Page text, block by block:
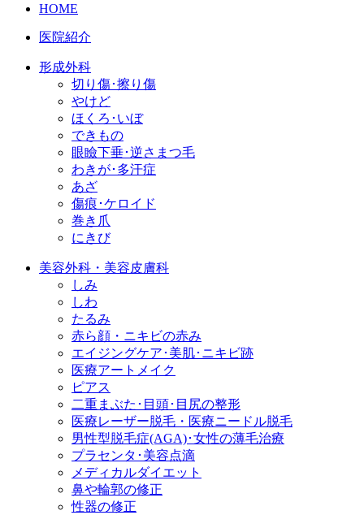
HOME
医院紹介
形成外科
切り傷･擦り傷
やけど
ほくろ･いぼ
できもの
眼瞼下垂･逆さまつ毛
わきが･多汗症
あざ
傷痕･ケロイド
巻き爪
にきび
美容外科・美容皮膚科
しみ
しわ
たるみ
赤ら顔・ニキビの赤み
エイジングケア･美肌･ニキビ跡
医療アートメイク
ピアス
二重まぶた･目頭･目尻の整形
医療レーザー脱毛・医療ニードル脱毛
男性型脱毛症(AGA)･女性の薄毛治療
プラセンタ･美容点滴
メディカルダイエット
鼻や輪郭の修正
性器の修正